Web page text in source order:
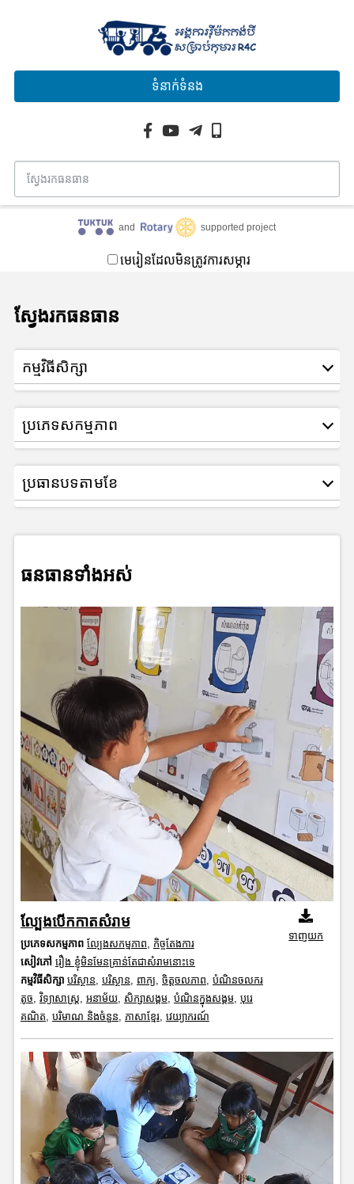
ទំនាក់ទំនង
and supported project
មេរៀនដែលមិនត្រូវការសម្ភារ
ស្វែងរកធនធាន
កម្មវិធីសិក្សា
ប្រភេទសកម្មភាព
ប្រធានបទតាមខែ
ធនធានទាំងអស់
ល្បែងបើកកាតសំរាម
ប្រភេទសកម្មភាព ល្បែងសកម្មភាព, កិច្ចតែងការ
សៀវភៅ រឿង ខ្ញុំមិនមែនគ្រាន់តែជាសំរាមនោះទេ
កម្មវិធីសិក្សា បរិស្ថាន, បរិស្ថាន, ពាក្យ, ចិត្តចលភាព, បំណិនចលករ
តូច, វិទ្យាសាស្រ្ត, អនាម័យ, សិក្សាសង្គម, បំណិនក្នុងសង្គម, បុរេ
គណិត, បរិមាណ និងចំនួន, ភាសាខ្មែរ, វេយ្យាករណ៍
ទាញយក